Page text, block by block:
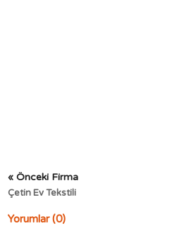
« Önceki Firma
Çetin Ev Tekstili
Yorumlar (0)